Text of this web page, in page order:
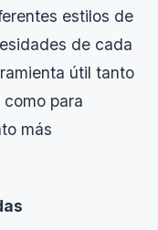
estilos de
de cada
útil tanto
para
más